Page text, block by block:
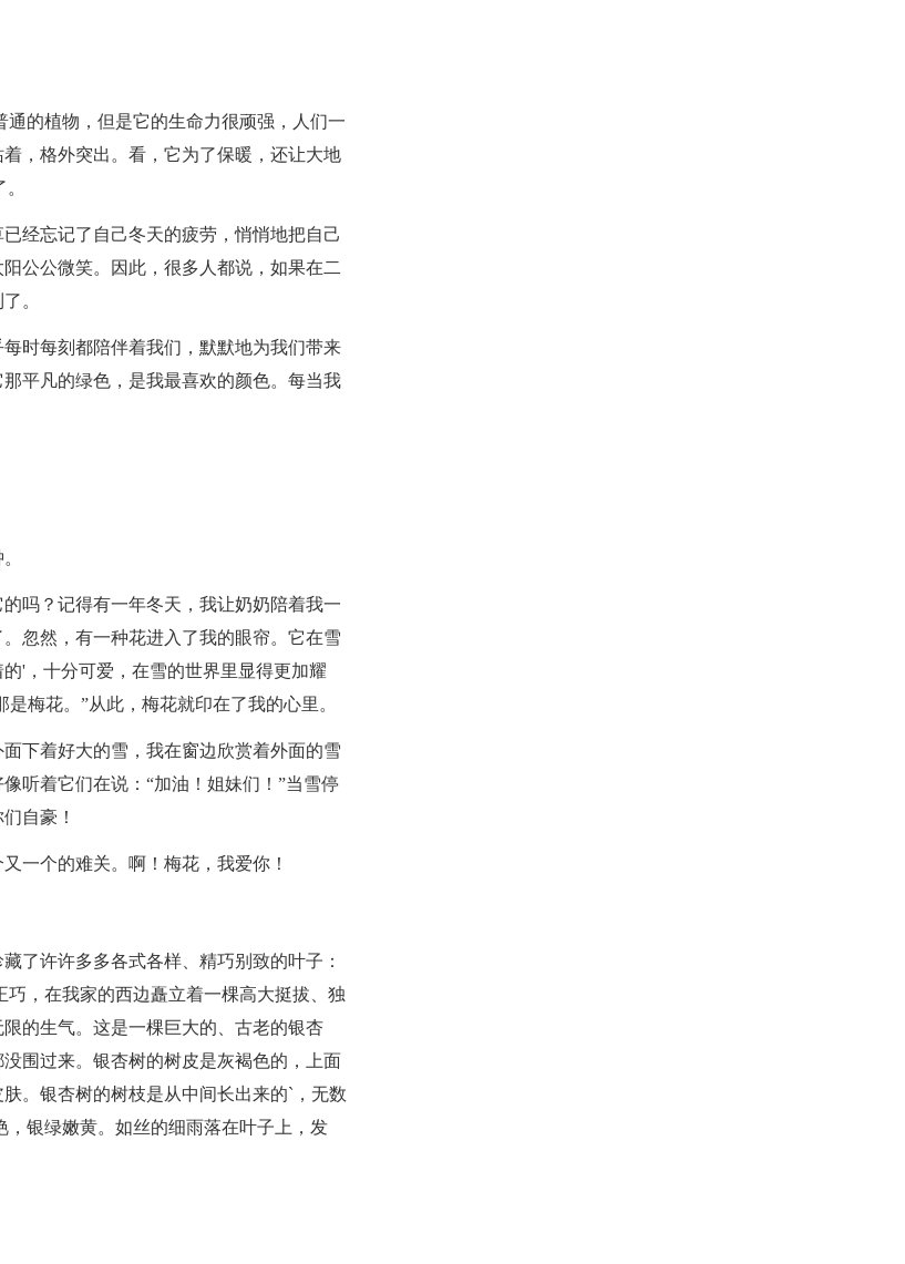
的植物，但是它的生命力很顽强，人们一
，格外突出。看，它为了保暖，还让大地
经忘记了自己冬天的疲劳，悄悄地把自己
公公微笑。因此，很多人都说，如果在二
。
时每刻都陪伴着我们，默默地为我们带来
平凡的绿色，是我最喜欢的颜色。每当我
吗？记得有一年冬天，我让奶奶陪着我一
忽然，有一种花进入了我的眼帘。它在雪
'，十分可爱，在雪的世界里显得更加耀
梅花。”从此，梅花就印在了我的心里。
下着好大的雪，我在窗边欣赏着外面的雪
听着它们在说：“加油！姐妹们！”当雪停
自豪！
一个的难关。啊！梅花，我爱你！
了许许多多各式各样、精巧别致的叶子：
，在我家的西边矗立着一棵高大挺拔、独
的生气。这是一棵巨大的、古老的银杏
围过来。银杏树的树皮是灰褐色的，上面
。银杏树的树枝是从中间长出来的`，无数
银绿嫩黄。如丝的细雨落在叶子上，发